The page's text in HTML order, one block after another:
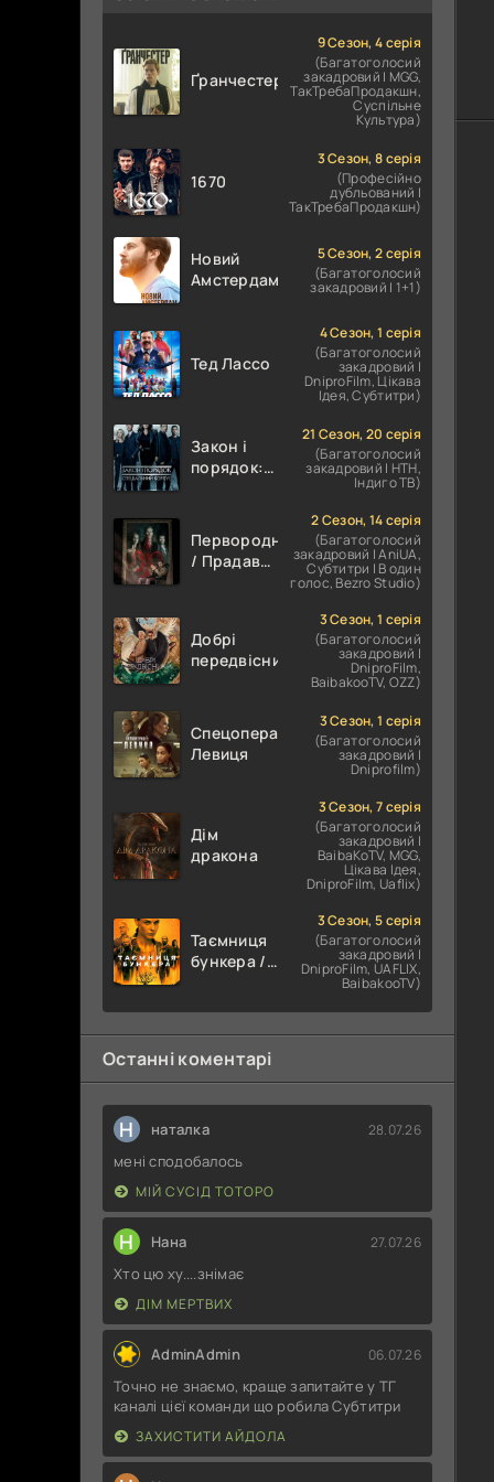
Ґранчестер
9 Сезон, 4 серія
(Багатоголосий
закадровий | MGG,
ТакТребаПродакшн,
Суспільне
Культура)
1670
3 Сезон, 8 серія
(Професійно
дубльований |
ТакТребаПродакшн)
Новий
Амстердам
5 Сезон, 2 серія
(Багатоголосий
закадровий | 1+1)
Тед Лассо
4 Сезон, 1 серія
(Багатоголосий
закадровий |
DniproFilm, Цікава
Ідея, Субтитри)
Закон і
порядок:
21 Сезон, 20 серія
(Багатоголосий
закадровий | НТН,
Індиго ТВ)
Первородні
/ Прадавні
2 Сезон, 14 серія
(Багатоголосий
закадровий | AniUA,
Субтитри | В один
голос, Bezro Studio)
Добрі
передвісники
3 Сезон, 1 серія
(Багатоголосий
закадровий |
DniproFilm,
BaibakooTV, OZZ)
Спецоперації:
Левиця
3 Сезон, 1 серія
(Багатоголосий
закадровий |
Dniprofilm)
Дім
дракона
3 Сезон, 7 серія
(Багатоголосий
закадровий |
BaibaKoTV, MGG,
Цікава Ідея,
DniproFilm, Uaflix)
Таємниця
бункера /
3 Сезон, 5 серія
(Багатоголосий
закадровий |
DniproFilm, UAFLIX,
BaibakooTV)
Останні коментарі
Н наталка 28.07.26
мені сподобалось
МІЙ СУСІД ТОТОРО
Н Нана 27.07.26
Хто цю ху....знімає
ДІМ МЕРТВИХ
AdminAdmin 06.07.26
Точно не знаємо, краще запитайте у ТГ
каналі цієї команди що робила Субтитри
ЗАХИСТИТИ АЙДОЛА